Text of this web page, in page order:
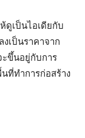
ดูเป็นไอเดียกับ
เป็นราคาจาก
ะขึ้นอยู่กับการ
ที่ทำการก่อสร้าง